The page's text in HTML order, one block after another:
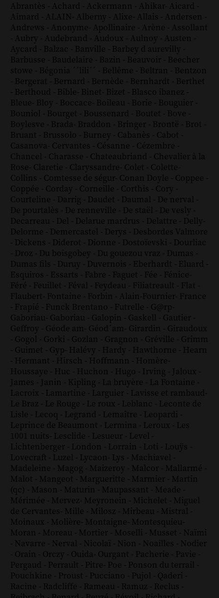
Abrantès - Achard - Ackermann - Ahikar- Aicard -
Aimard - ALAIN- Alberny - Alixe- Allais - Andersen -
Andrews - Anonyme- Apollinaire - Arène - Assollant
- Aubry - Audebrand - Audoux - Aulnoy - Austen -
Aycard - Balzac - Banville - Barbey d aurevilly -
Barbusse - Baudelaire - Bazin - Beauvoir - Beecher
stowe - Bégonia ´´lili´´ - Bellême - Beltran - Bentzon
- Bergerat - Bernard - Bernède - Bernhardt - Berthet
- Berthoud - Bible- Binet- Bizet - Blasco ibanez -
Bleue- Bloy - Boccace- Boileau - Borie - Bouguier -
Bouniol - Bourget - Boussenard - Boutet - Bove -
Boylesve - Brada- Braddon - Bringer - Brontë - Brot -
Bruant - Brussolo - Burney - Cabanès - Cabot -
Casanova- Cervantes - Césanne - Cézembre -
Chancel - Charasse - Chateaubriand - Chevalier à la
Rose- Claretie - Claryssandre- Colet - Colette-
Collins - Comtesse de ségur- Conan Doyle - Coppee -
Coppée - Corday - Corneille - Corthis - Cory -
Courteline - Darrig - Daudet - Daumal - De nerval -
De pourtalès - De renneville - De staël - De vesly -
Decarreau - Del - Delarue mardrus - Delattre - Delly-
Delorme - Demercastel - Derys - Desbordes Valmore
- Dickens - Diderot - Dionne - Dostoïevski - Dourliac
- Droz - Du boisgobey - Du gouezou vraz - Dumas -
Dumas fils - Duruy - Duvernois - Eberhardt - Eluard -
Esquiros - Essarts - Fabre - Faguet - Fée - Fénice-
Féré - Feuillet - Féval - Feydeau - Filiatreault - Flat -
Flaubert- Fontaine - Forbin - Alain-Fournier- France
- Frapié - Funck Brentano - Futrelle - G@rp-
Gaboriau- Gaboriau - Galopin - Gaskell - Gautier -
Geffroy - Géode am- Géod´am- Girardin - Giraudoux
- Gogol - Gorki - Gozlan - Gragnon - Gréville - Grimm
- Guimet - Gyp- Halévy - Hardy - Hawthorne - Hearn
- Hermant - Hirsch - Hoffmann - Homère-
Houssaye - Huc - Huchon - Hugo - Irving - Jaloux -
James - Janin - Kipling - La bruyère - La Fontaine -
Lacroix - Lamartine - Larguier - Lavisse et rambaud-
Le Braz - Le Rouge - Le roux - Leblanc - Leconte de
Lisle - Lecoq - Legrand - Lemaître - Leopardi -
Leprince de Beaumont - Lermina - Leroux - Les
1001 nuits- Lesclide - Lesueur - Level -
Lichtenberger - London - Lorrain - Loti - Louÿs -
Lovecraft - Luzel - Lycaon- Lys - Machiavel -
Madeleine - Magog - Maizeroy - Malcor - Mallarmé -
Malot - Mangeot - Margueritte - Marmier - Martin
(qc) - Mason - Maturin - Maupassant - Meade -
Mérimée - Mervez- Meyronein - Michelet - Miguel
de Cervantes- Mille - Milosz - Mirbeau - Mistral -
Moinaux - Molière- Montaigne- Montesquieu-
Moran - Moreau - Mortier - Moselli - Musset - Naïmi
- Navarre - Nerval - Nicolaï - Nion - Noailles - Nodier
- Orain - Orczy - Ouida- Ourgant - Pacherie - Pavie -
Pergaud - Perrault - Pitre- Poe - Ponson du terrail -
Pouchkine - Proust - Pucciano - Pujol - Qaderi -
Racine - Radcliffe - Rameau - Ramuz - Reclus -